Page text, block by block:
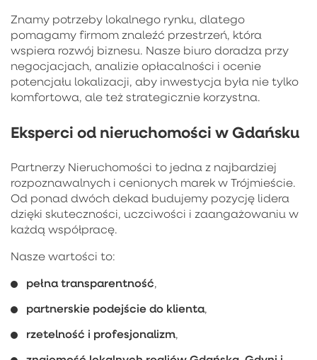
Znamy potrzeby lokalnego rynku, dlatego
pomagamy firmom znaleźć przestrzeń, która
wspiera rozwój biznesu. Nasze biuro doradza przy
negocjacjach, analizie opłacalności i ocenie
potencjału lokalizacji, aby inwestycja była nie tylko
komfortowa, ale też strategicznie korzystna.
Eksperci od nieruchomości w Gdańsku
Partnerzy Nieruchomości to jedna z najbardziej
rozpoznawalnych i cenionych marek w Trójmieście.
Od ponad dwóch dekad budujemy pozycję lidera
dzięki skuteczności, uczciwości i zaangażowaniu w
każdą współpracę.
Nasze wartości to:
pełna transparentność,
partnerskie podejście do klienta,
rzetelność i profesjonalizm,